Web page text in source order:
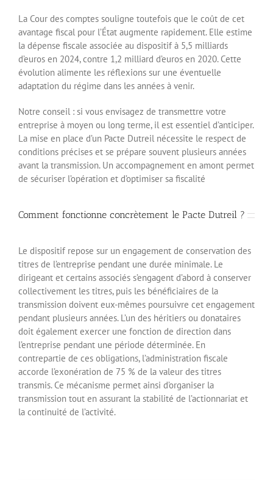
La Cour des comptes souligne toutefois que le coût de cet
avantage fiscal pour l’État augmente rapidement. Elle estime
la dépense fiscale associée au dispositif à 5,5 milliards
d’euros en 2024, contre 1,2 milliard d’euros en 2020. Cette
évolution alimente les réflexions sur une éventuelle
adaptation du régime dans les années à venir.
Notre conseil : si vous envisagez de transmettre votre
entreprise à moyen ou long terme, il est essentiel d’anticiper.
La mise en place d’un Pacte Dutreil nécessite le respect de
conditions précises et se prépare souvent plusieurs années
avant la transmission. Un accompagnement en amont permet
de sécuriser l’opération et d’optimiser sa fiscalité
Comment fonctionne concrètement le Pacte Dutreil ?
Le dispositif repose sur un engagement de conservation des
titres de l’entreprise pendant une durée minimale. Le
dirigeant et certains associés s’engagent d’abord à conserver
collectivement les titres, puis les bénéficiaires de la
transmission doivent eux-mêmes poursuivre cet engagement
pendant plusieurs années. L’un des héritiers ou donataires
doit également exercer une fonction de direction dans
l’entreprise pendant une période déterminée. En
contrepartie de ces obligations, l’administration fiscale
accorde l’exonération de 75 % de la valeur des titres
transmis. Ce mécanisme permet ainsi d’organiser la
transmission tout en assurant la stabilité de l’actionnariat et
la continuité de l’activité.